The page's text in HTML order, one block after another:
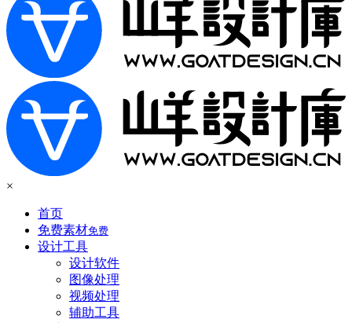
×
首页
免费素材免费
设计工具
设计软件
图像处理
视频处理
辅助工具